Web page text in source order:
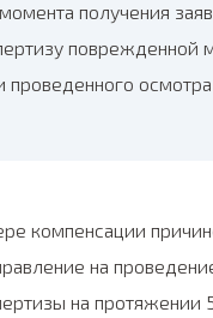
получения
компенсации
на
на протяжении